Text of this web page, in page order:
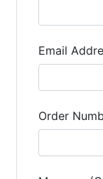
UNTERNEHMEN
SHOP
KARRIERE
LOGIN